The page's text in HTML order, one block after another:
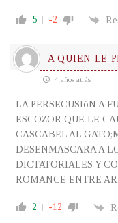
5 -2
A QUIEN LE
4 años atrás
LA PERSECUSIóN A
ESCOZOR QUE LE
CASCABEL AL
DESENMASCARA A
DICTATORIALES Y
ROMANCE ENTRE
2 -12